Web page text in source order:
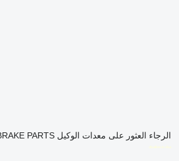
الرجاء العثور على معدات الوكيل COSTH BRAKE PARTS ضمن هذه الفئات